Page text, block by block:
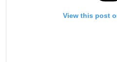
View this post